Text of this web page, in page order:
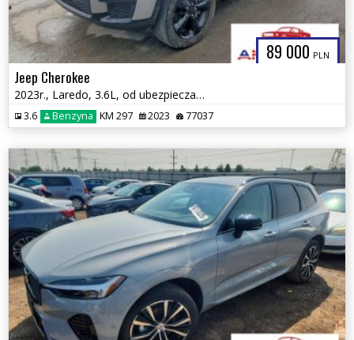
89 000 PLN
Jeep Cherokee
2023r., Laredo, 3.6L, od ubezpieczalni
3.6 Benzyna KM 297 2023 77037